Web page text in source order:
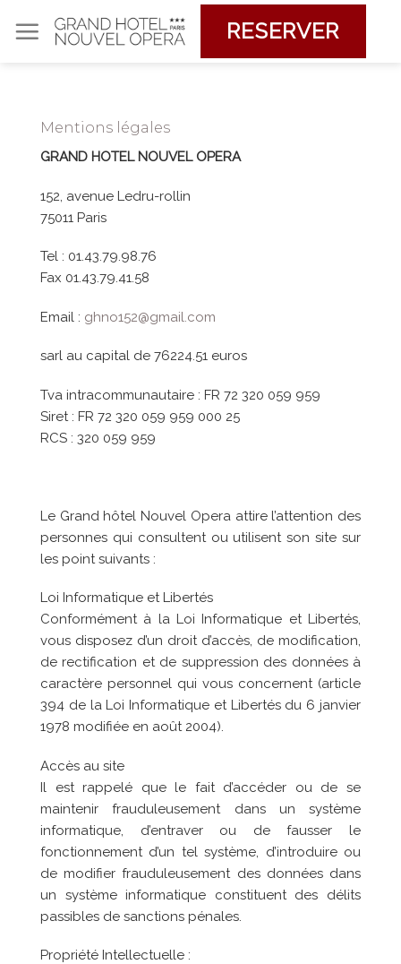
RESERVER
Mentions légales
GRAND HOTEL NOUVEL OPERA
152, avenue Ledru-rollin
75011 Paris
Tel : 01.43.79.98.76
Fax 01.43.79.41.58
Email : ghno152@gmail.com
sarl au capital de 76224.51 euros
Tva intracommunautaire : FR 72 320 059 959
Siret : FR 72 320 059 959 000 25
RCS : 320 059 959
Le Grand hôtel Nouvel Opera attire l’attention des
personnes qui consultent ou utilisent son site sur
les point suivants :
Loi Informatique et Libertés
Conformément à la Loi Informatique et Libertés,
vous disposez d’un droit d’accès, de modification,
de rectification et de suppression des données à
caractère personnel qui vous concernent (article
394 de la Loi Informatique et Libertés du 6 janvier
1978 modifiée en août 2004).
Accès au site
Il est rappelé que le fait d’accéder ou de se
maintenir frauduleusement dans un système
informatique, d’entraver ou de fausser le
fonctionnement d’un tel système, d’introduire ou
de modifier frauduleusement des données dans
un système informatique constituent des délits
passibles de sanctions pénales.
Propriété Intellectuelle :